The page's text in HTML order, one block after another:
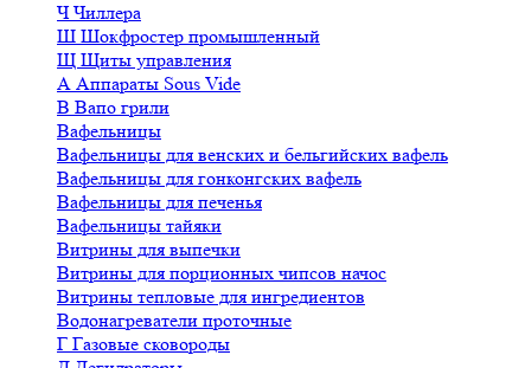
ЧЧиллера
Ш Шокфростер промышленный
Щ Щиты управления
А Аппараты Sous Vide
В Вапо грили
Вафельницы
Вафельницы для венских и бельгийских вафель
Вафельницы для гонконгских вафель
Вафельницы для печенья
Вафельницы тайяки
Витрины для выпечки
Витрины для порционных чипсов начос
Витрины тепловые для ингредиентов
Водонагреватели проточные
Г Газовые сковороды